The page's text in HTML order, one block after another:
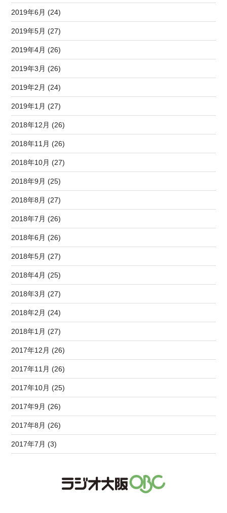
2019年6月 (24)
2019年5月 (27)
2019年4月 (26)
2019年3月 (26)
2019年2月 (24)
2019年1月 (27)
2018年12月 (26)
2018年11月 (26)
2018年10月 (27)
2018年9月 (25)
2018年8月 (27)
2018年7月 (26)
2018年6月 (26)
2018年5月 (27)
2018年4月 (25)
2018年3月 (27)
2018年2月 (24)
2018年1月 (27)
2017年12月 (26)
2017年11月 (26)
2017年10月 (25)
2017年9月 (26)
2017年8月 (26)
2017年7月 (3)